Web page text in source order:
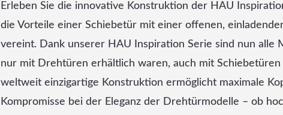
Erleben Sie die innovative Konstruktion der HAU
die Vorteile einer Schiebetür mit einer offenen,
vereint. Dank unserer HAU Inspiration Serie sind nun alle
nur mit Drehtüren erhältlich waren, auch mit Schiebetüren
weltweit einzigartige Konstruktion ermöglicht maximale
Kompromisse bei der Eleganz der Drehtürmodelle – ob